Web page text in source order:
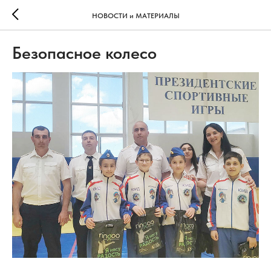
НОВОСТИ и МАТЕРИАЛЫ
Безопасное колесо